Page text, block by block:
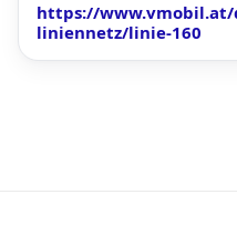
https://www.vmobil.at/
liniennetz/linie-160